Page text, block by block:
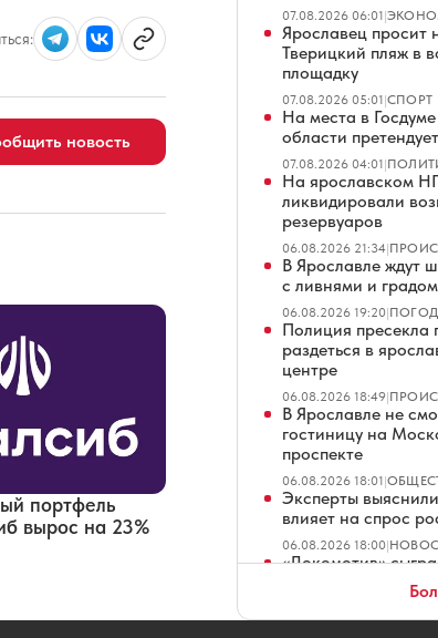
новость
портфель
вырос на 23%
07.08.2026 06:01|
Ярославец просит
Тверицкий пляж в
площадку
07.08.2026 05:01|СПОРТ
На места в
области
07.08.2026 04:01|
На ярославском
ликвидировали
резервуаров
06.08.2026 21:34|
В Ярославле ждут
с ливнями и градом
06.08.2026 19:20|
Полиция пресекла
раздеться в
центре
06.08.2026 18:49|
В Ярославле не
гостиницу на
проспекте
06.08.2026 18:01|
Эксперты
влияет на спрос
06.08.2026 18:00|
«Локомотив»
раннем матче
Экс-работница